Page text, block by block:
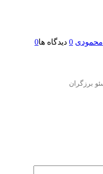
محمودی 0 دیدگاه ها0